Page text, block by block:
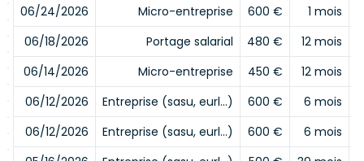
06/24/2026
Micro-entreprise 600 €
1 mois
06/18/2026
Portage salarial 480 €
12 mois
06/14/2026
Micro-entreprise 450 €
12 mois
06/12/2026
Entreprise (sasu, eurl…) 600 €
6 mois
06/12/2026
Entreprise (sasu, eurl…) 600 €
6 mois